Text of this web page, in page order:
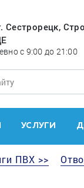
Сестрорецк,
с 9:00 до 21:00
УСЛУГИ
ПВХ >>